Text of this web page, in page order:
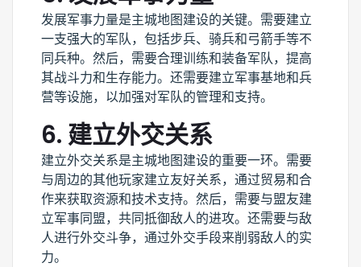
发展军事力量是主城地图建设的关键。需要建立
一支强大的军队，包括步兵、骑兵和弓箭手等不
同兵种。然后，需要合理训练和装备军队，提高
其战斗力和生存能力。还需要建立军事基地和兵
营等设施，以加强对军队的管理和支持。
6. 建立外交关系
建立外交关系是主城地图建设的重要一环。需要
与周边的其他玩家建立友好关系，通过贸易和合
作来获取资源和技术支持。然后，需要与盟友建
立军事同盟，共同抵御敌人的进攻。还需要与敌
人进行外交斗争，通过外交手段来削弱敌人的实
力。